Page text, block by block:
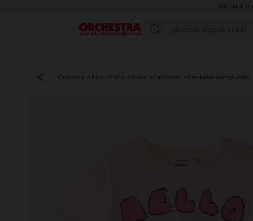
OUTLET //
Menú
Orchestra Kids Niña Ropa Camisetas Camisetas manga corta